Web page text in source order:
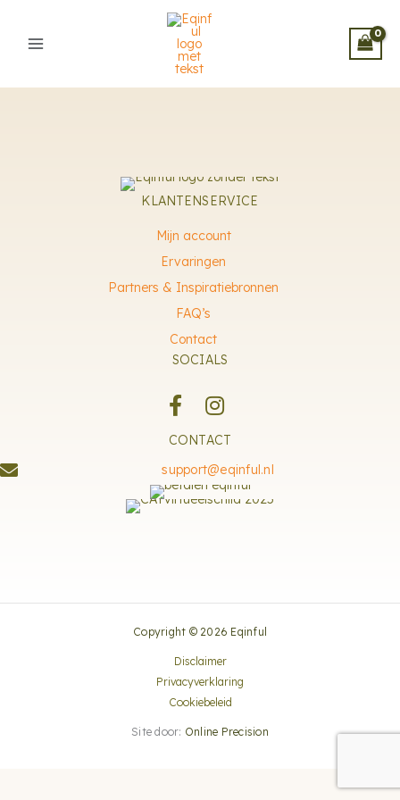
KLANTENSERVICE
Mijn account
Ervaringen
Partners & Inspiratiebronnen
FAQ’s
Contact
SOCIALS
CONTACT
support@eqinful.nl
Copyright © 2026 Eqinful
Disclaimer
Privacyverklaring
Cookiebeleid
Site door: Online Precision